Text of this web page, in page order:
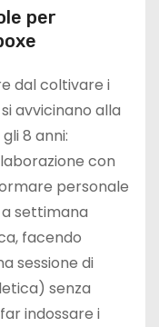
per
dal coltivare i
avvicinano alla
8 anni:
con
personale
settimana
facendo
sessione di
senza
indossare i